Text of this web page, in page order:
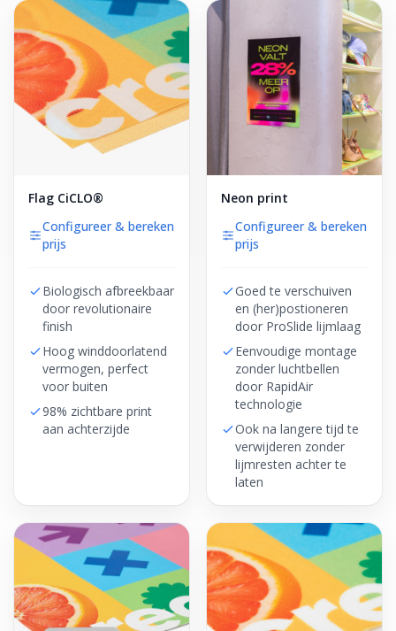
Flag CiCLO®
Configureer & bereken
prijs
Biologisch afbreekbaar
door revolutionaire
finish
Hoog winddoorlatend
vermogen, perfect
voor buiten
98% zichtbare print
aan achterzijde
Neon print
Configureer & bereken
prijs
Goed te verschuiven
en (her)postioneren
door ProSlide lijmlaag
Eenvoudige montage
zonder luchtbellen
door RapidAir
technologie
Ook na langere tijd te
verwijderen zonder
lijmresten achter te
laten